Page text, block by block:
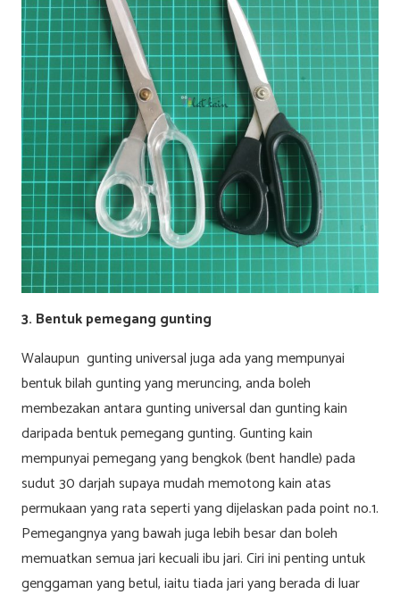
3. Bentuk pemegang gunting
Walaupun gunting universal juga ada yang mempunyai
bentuk bilah gunting yang meruncing, anda boleh
membezakan antara gunting universal dan gunting kain
daripada bentuk pemegang gunting. Gunting kain
mempunyai pemegang yang bengkok (bent handle) pada
sudut 30 darjah supaya mudah memotong kain atas
permukaan yang rata seperti yang dijelaskan pada point no.1.
Pemegangnya yang bawah juga lebih besar dan boleh
memuatkan semua jari kecuali ibu jari. Ciri ini penting untuk
genggaman yang betul, iaitu tiada jari yang berada di luar